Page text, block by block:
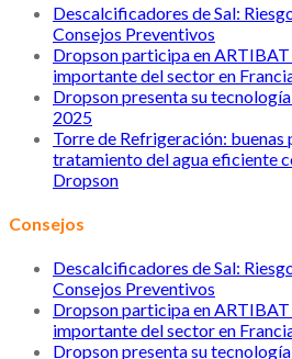
Descalcificadores de Sal:
Consejos Preventivos
Dropson participa en ARTIBAT
importante del sector en
Dropson presenta su
2025
Torre de Refrigeración: buenas
tratamiento del agua eficiente
Dropson
Consejos
Descalcificadores de Sal:
Consejos Preventivos
Dropson participa en ARTIBAT
importante del sector en
Dropson presenta su